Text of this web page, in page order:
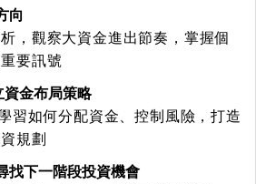
向
，觀察大資金進出節奏，掌握個
要訊號
金布局策略
習如何分配資金、控制風險，打造
規劃
找下一階段投資機會